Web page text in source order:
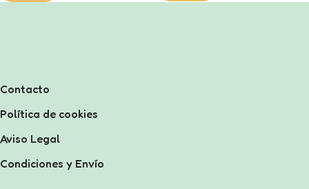
Contacto
Política de cookies
Aviso Legal
Condiciones y Envío